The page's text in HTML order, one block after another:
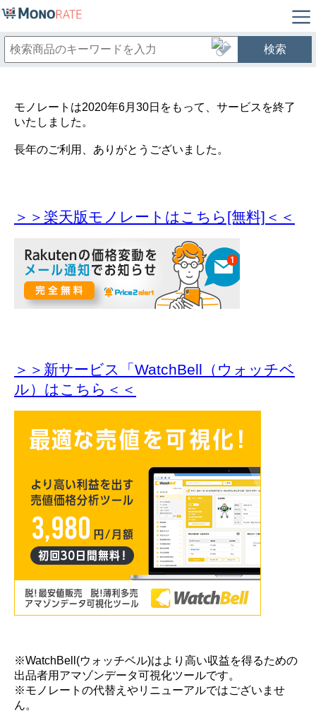
検索
モノレートは2020年6月30日をもって、サービスを終了
いたしました。
長年のご利用、ありがとうございました。
＞＞楽天版モノレートはこちら[無料]＜＜
＞＞新サービス「WatchBell（ウォッチベ
ル）はこちら＜＜
※WatchBell(ウォッチベル)はより高い収益を得るための
出品者用アマゾンデータ可視化ツールです。
※モノレートの代替えやリニューアルではございませ
ん。